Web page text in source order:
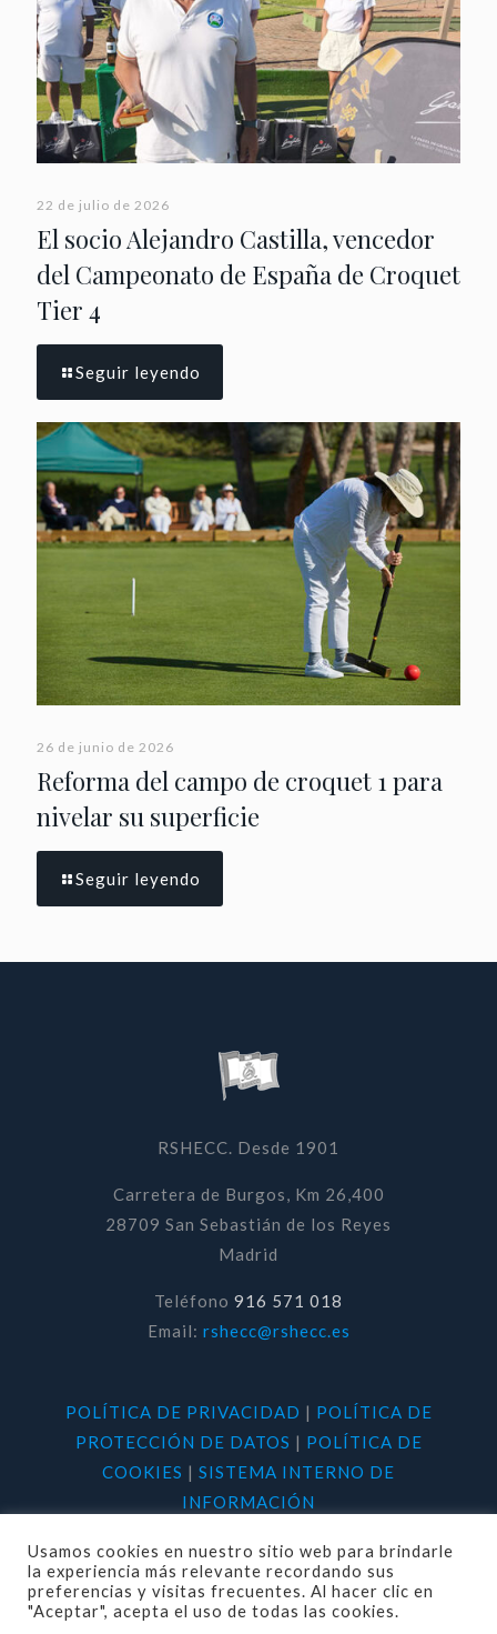
22 de julio de 2026
El socio Alejandro Castilla, vencedor
del Campeonato de España de Croquet
Tier 4
Seguir leyendo
26 de junio de 2026
Reforma del campo de croquet 1 para
nivelar su superficie
Seguir leyendo
RSHECC. Desde 1901
Carretera de Burgos, Km 26,400
28709 San Sebastián de los Reyes
Madrid
Teléfono 916 571 018
Email: rshecc@rshecc.es
POLÍTICA DE PRIVACIDAD | POLÍTICA DE
PROTECCIÓN DE DATOS | POLÍTICA DE
COOKIES | SISTEMA INTERNO DE
INFORMACIÓN
Usamos cookies en nuestro sitio web para brindarle
la experiencia más relevante recordando sus
preferencias y visitas frecuentes. Al hacer clic en
"Aceptar", acepta el uso de todas las cookies.